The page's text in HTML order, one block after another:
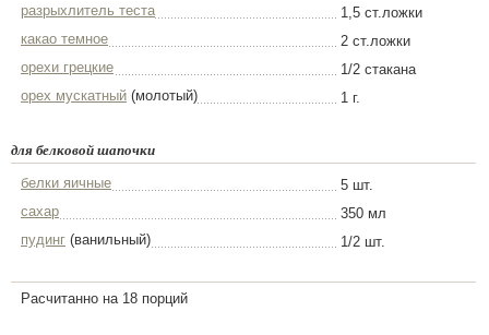
разрыхлитель теста
1,5 ст.ложки
какао темное
2 ст.ложки
орехи грецкие
1/2 стакана
орех мускатный (молотый) 1 г.
для белковой шапочки
белки яичные
5 шт.
сахар
350 мл
пудинг (ванильный) 1/2 шт.
Расчитанно на 18 порций